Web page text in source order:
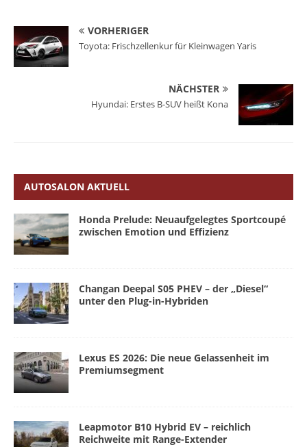
VORHERIGER
Toyota: Frischzellenkur für Kleinwagen Yaris
NÄCHSTER
Hyundai: Erstes B-SUV heißt Kona
AUTOSALON AKTUELL
Honda Prelude: Neuaufgelegtes Sportcoupé
zwischen Emotion und Effizienz
Changan Deepal S05 PHEV – der „Diesel“
unter den Plug-in-Hybriden
Lexus ES 2026: Die neue Gelassenheit im
Premiumsegment
Leapmotor B10 Hybrid EV – reichlich
Reichweite mit Range-Extender